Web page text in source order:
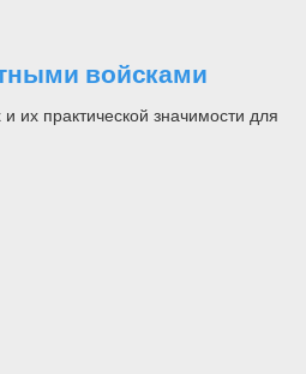
войсками
их практической значимости для